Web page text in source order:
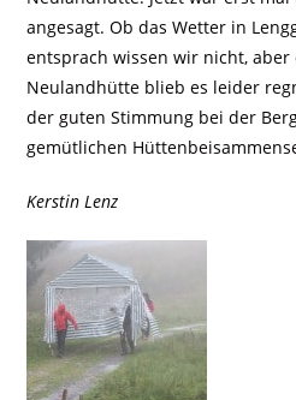
angesagt. Ob das Wetter in
entsprach wissen wir nicht,
Neulandhütte blieb es leider
der guten Stimmung bei der
gemütlichen
Kerstin Lenz